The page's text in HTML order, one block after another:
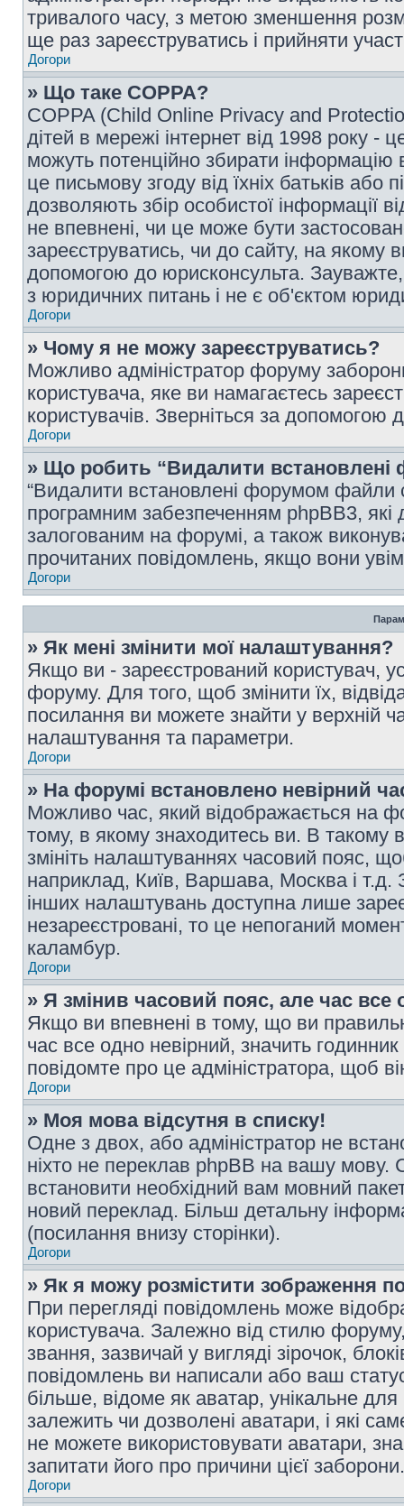
тривалого часу, з метою зменшення
ще раз зареєструватись і прийняти
Догори
» Що таке COPPA?
COPPA (Child Online Privacy and
дітей в мережі інтернет від 1998 року -
можуть потенційно збирати інформацію
це письмову згоду від їхніх батьків або
дозволяють збір особистої інформації
не впевнені, чи це може бути
зареєструватись, чи до сайту, на якому
допомогою до юрисконсульта.
з юридичних питань і не є об'єктом
Догори
» Чому я не можу зареєструватись?
Можливо адміністратор форуму
користувача, яке ви намагаєтесь
користувачів. Зверніться за допомогою
Догори
» Що робить “Видалити
“Видалити встановлені форумом файли
програмним забезпеченням phpBB3,
залогованим на форумі, а також
прочитаних повідомлень, якщо вони
Догори
» Як мені змінити мої налаштування?
Якщо ви - зареєстрований користувач,
форуму. Для того, щоб змінити їх,
посилання ви можете знайти у верхній
налаштування та параметри.
Догори
» На форумі встановлено невірний
Можливо час, який відображається на
тому, в якому знаходитесь ви. В такому
змініть налаштуваннях часовий пояс,
наприклад, Київ, Варшава, Москва і т.д.
інших налаштувань доступна лише
незареєстровані, то це непоганий
каламбур.
Догори
» Я змінив часовий пояс, але час все
Якщо ви впевнені в тому, що ви
час все одно невірний, значить
повідомте про це адміністратора, щоб
Догори
» Моя мова відсутня в списку!
Одне з двох, або адміністратор не
ніхто не переклав phpBB на вашу мову.
встановити необхідний вам мовний
новий переклад. Більш детальну
(посилання внизу сторінки).
Догори
» Як я можу розмістити зображення
При перегляді повідомлень може
користувача. Залежно від стилю
звання, зазвичай у вигляді зірочок,
повідомлень ви написали або ваш
більше, відоме як аватар, унікальне
залежить чи дозволені аватари, і які
не можете використовувати аватари,
запитати його про причини цієї заборони.
Догори